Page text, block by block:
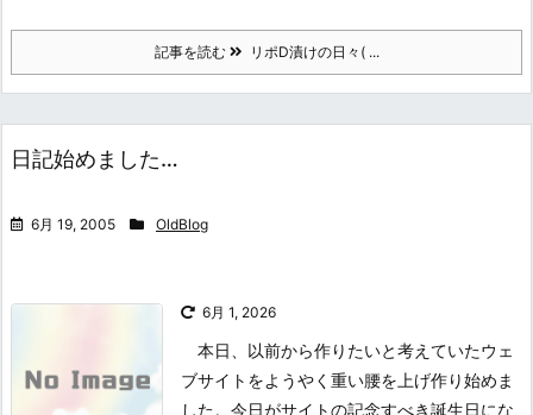
記事を読む リポD漬けの日々( ...
日記始めました…
6月 19, 2005 OldBlog
6月 1, 2026
本日、以前から作りたいと考えていたウェ
ブサイトをようやく重い腰を上げ作り始めま
した。今日がサイトの記念すべき誕生日にな